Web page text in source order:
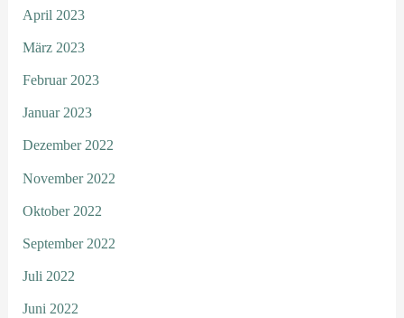
April 2023
März 2023
Februar 2023
Januar 2023
Dezember 2022
November 2022
Oktober 2022
September 2022
Juli 2022
Juni 2022